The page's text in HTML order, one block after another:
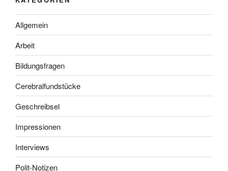
Allgemein
Arbeit
Bildungsfragen
Cerebralfundstücke
Geschreibsel
Impressionen
Interviews
Polit-Notizen